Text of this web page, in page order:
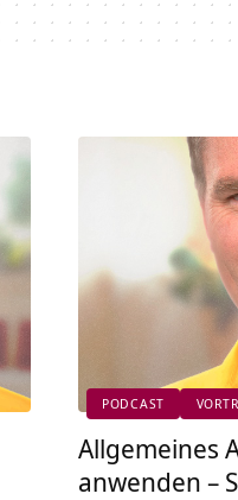
PODCAST
Allgemeines
anwenden –